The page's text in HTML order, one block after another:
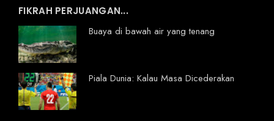
FIKRAH PERJUANGAN...
Buaya di bawah air yang tenang
Piala Dunia: Kalau Masa Dicederakan